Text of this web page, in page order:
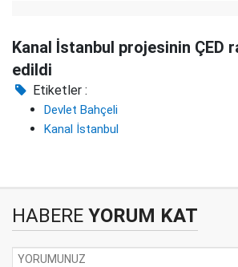
Kanal İstanbul projesinin ÇED
edildi
Etiketler :
Devlet Bahçeli
Kanal İstanbul
HABERE YORUM KAT